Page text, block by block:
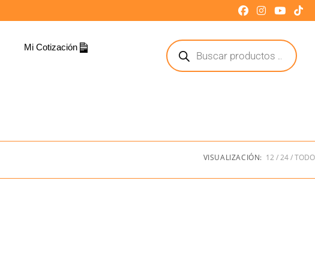
Mi Cotización
VISUALIZACIÓN: 12 24 TODO